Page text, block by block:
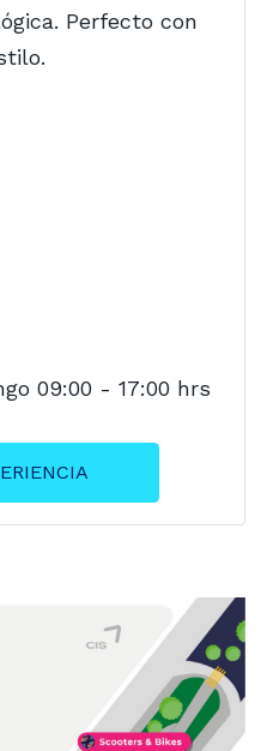
Perfecto con
09:00 - 17:00 hrs
TU EXPERIENCIA